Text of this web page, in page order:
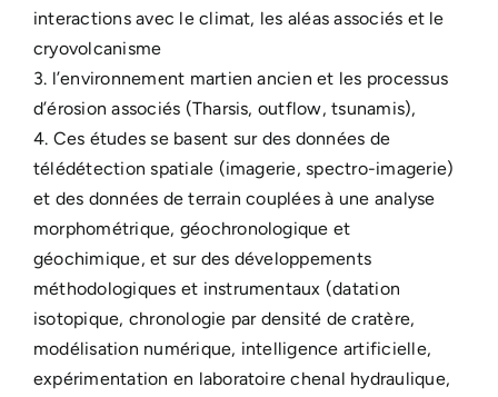
interactions avec le climat, les aléas associés et le
cryovolcanisme
3. l’environnement martien ancien et les processus
d’érosion associés (Tharsis, outflow, tsunamis),
4. Ces études se basent sur des données de
télédétection spatiale (imagerie, spectro-imagerie)
et des données de terrain couplées à une analyse
morphométrique, géochronologique et
géochimique, et sur des développements
méthodologiques et instrumentaux (datation
isotopique, chronologie par densité de cratère,
modélisation numérique, intelligence artificielle,
expérimentation en laboratoire chenal hydraulique,